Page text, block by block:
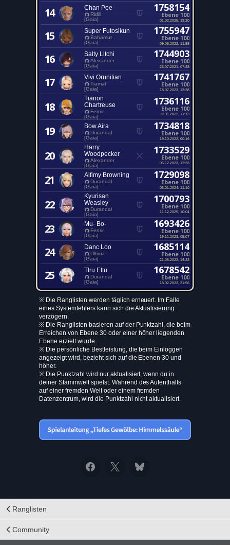
14 Chan Pee-
Ridill
[Gaia]
1758154
Ebene 100
01.02.2025, 19:20
15 Super Futosikun
Bahamut
[Gaia]
1755947
Ebene 100
09.06.2022, 11:58
16 Salty Litchi
Alexander
[Gaia]
1744903
Ebene 100
25.07.2021, 07:28
17 Vivi Orunitian
Tiamat
[Gaia]
1741767
Ebene 100
18.07.2023, 13:38
18
Tianon
Chartreuse
Fenrir
[Gaia]
1736116
Ebene 100
23.11.2022, 11:13
19 Bow Aira
Durandal
[Gaia]
1734818
Ebene 100
19.10.2022, 00:16
20
Harry
Woodpecker
Alexander
[Gaia]
1733529
Ebene 100
05.12.2023, 12:33
21 Alfimy Browning
Durandal
[Gaia]
1729098
Ebene 100
06.01.2024, 11:10
22
Kyurisan
Weasley
Durandal
[Gaia]
1700793
Ebene 100
11.12.2025, 10:04
23 Mu- Bo-
Fenrir
[Gaia]
1693426
Ebene 100
19.11.2023, 05:07
24 Danc Loo
Ultima
[Gaia]
1685114
Ebene 100
21.06.2022, 14:23
25 Tlru Ettu
Durandal
[Gaia]
1678542
Ebene 100
18.02.2023, 21:56
※ Die Ranglisten werden täglich erneuert. Im Falle
eines Systemfehlers kann sich die Aktualisierung
verzögern.
※ Die Ranglisten basieren auf der Punktzahl, die beim
Erreichen von Ebene 30 oder einer höher liegenden
Ebene erzielt wurde.
※ Die persönliche Bestleistung, die beim Einloggen
angezeigt wird, bezieht sich auf die Ebenen 30 und
höher.
※ Die Punktzahl wird nur aktualisiert, wenn du in
deiner Stammwelt spielst. Während des Aufenthalts
auf einer fremden Welt oder einem fremden
Datenzentrum, wird die Punktzahl nicht aktualisiert.
Ranglisten
Community